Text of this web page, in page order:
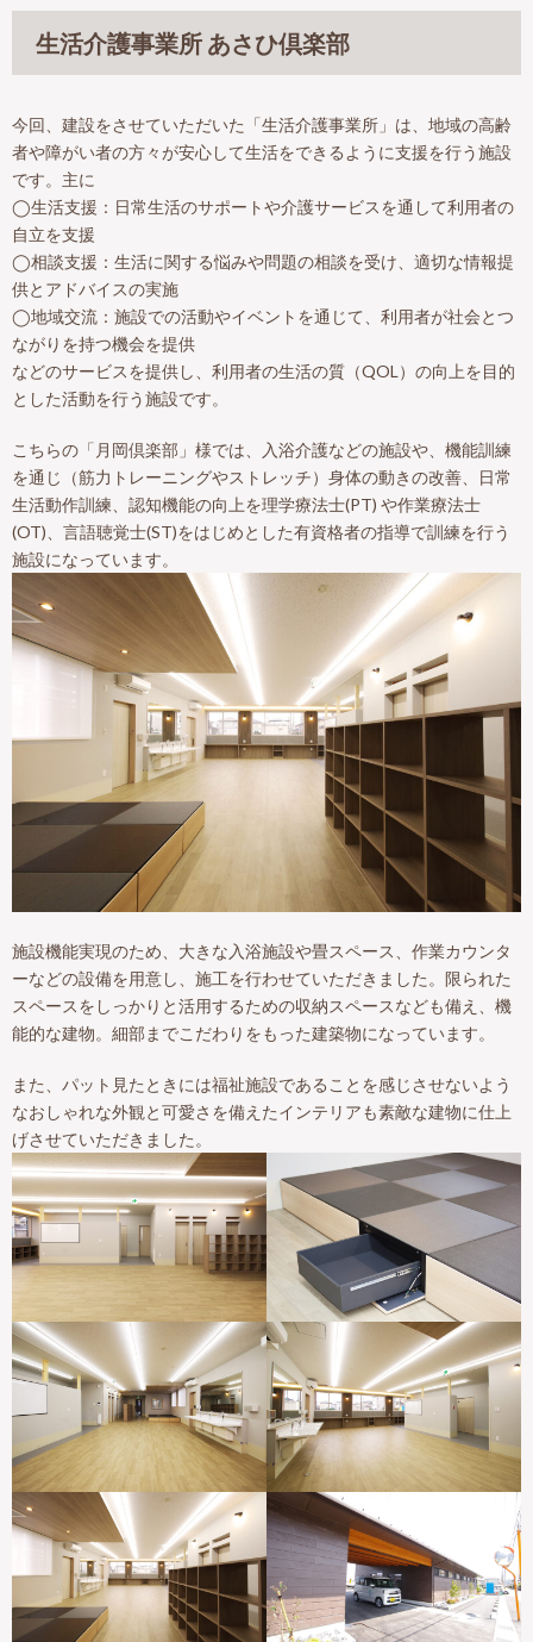
生活介護事業所 あさひ倶楽部
今回、建設をさせていただいた「生活介護事業所」は、地域の高齢
者や障がい者の方々が安心して生活をできるように支援を行う施設
です。主に
◯生活支援：日常生活のサポートや介護サービスを通して利用者の
自立を支援
◯相談支援：生活に関する悩みや問題の相談を受け、適切な情報提
供とアドバイスの実施
◯地域交流：施設での活動やイベントを通じて、利用者が社会とつ
ながりを持つ機会を提供
などのサービスを提供し、利用者の生活の質（QOL）の向上を目的
とした活動を行う施設です。
こちらの「月岡倶楽部」様では、入浴介護などの施設や、機能訓練
を通じ（筋力トレーニングやストレッチ）身体の動きの改善、日常
生活動作訓練、認知機能の向上を理学療法士(PT) や作業療法士
(OT)、言語聴覚士(ST)をはじめとした有資格者の指導で訓練を行う
施設になっています。
施設機能実現のため、大きな入浴施設や畳スペース、作業カウンタ
ーなどの設備を用意し、施工を行わせていただきました。限られた
スペースをしっかりと活用するための収納スペースなども備え、機
能的な建物。細部までこだわりをもった建築物になっています。
また、パット見たときには福祉施設であることを感じさせないよう
なおしゃれな外観と可愛さを備えたインテリアも素敵な建物に仕上
げさせていただきました。